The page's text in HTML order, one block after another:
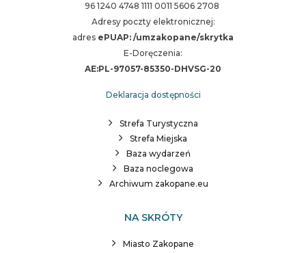
96 1240 4748 1111 0011 5606 2708
Adresy poczty elektronicznej:
adres ePUAP: /umzakopane/skrytka
E-Doręczenia:
AE:PL-97057-85350-DHVSG-20
Deklaracja dostępności
Strefa Turystyczna
Strefa Miejska
Baza wydarzeń
Baza noclegowa
Archiwum zakopane.eu
NA SKRÓTY
Miasto Zakopane